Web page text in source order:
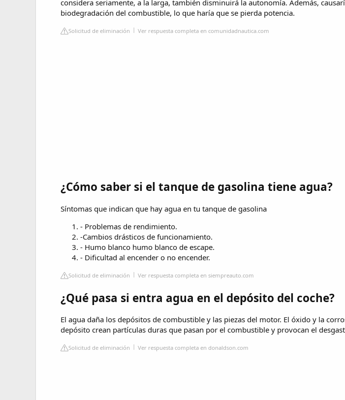
considera seriamente, a la larga, también disminuirá la autonomía. Además,
biodegradación del combustible, lo que haría que se pierda potencia.
Solicitud de eliminación Ver respuesta completa en comunidadnautica.com
¿Cómo saber si el tanque de gasolina tiene agua?
Síntomas que indican que hay agua en tu tanque de gasolina
- Problemas de rendimiento.
-Cambios drásticos de funcionamiento.
- Humo blanco humo blanco de escape.
- Dificultad al encender o no encender.
Solicitud de eliminación Ver respuesta completa en siempreauto.com
¿Qué pasa si entra agua en el depósito del coche?
El agua daña los depósitos de combustible y las piezas del motor. El óxido y la
depósito crean partículas duras que pasan por el combustible y provocan el
Solicitud de eliminación Ver respuesta completa en donaldson.com